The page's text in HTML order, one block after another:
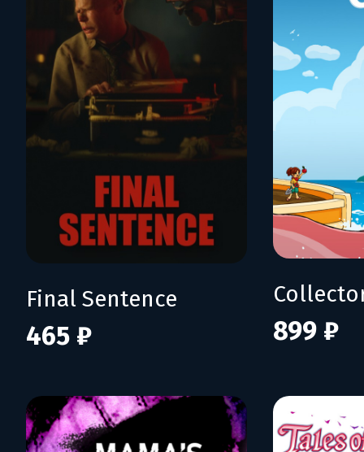
Final Sentence
465 ₽ 899 ₽